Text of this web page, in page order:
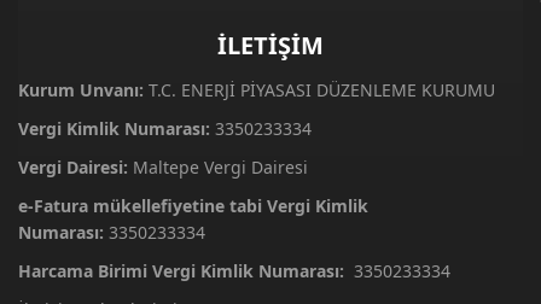
İLETİŞİM
Kurum Unvanı: T.C. ENERJİ PİYASASI DÜZENLEME KURUMU
Vergi Kimlik Numarası: 3350233334
Vergi Dairesi: Maltepe Vergi Dairesi
e-Fatura mükellefiyetine tabi Vergi Kimlik
Numarası: 3350233334
Harcama Birimi Vergi Kimlik Numarası: 3350233334